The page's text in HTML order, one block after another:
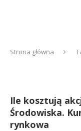
Strona główna
Ile kosztują
Środowiska.
rynkowa